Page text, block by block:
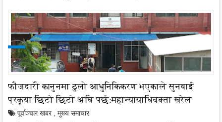
फौजदारी कानुनमा ठुलो आधुनिकिकरण भएकाले सुनवाई
प्रकृया छिटो छिटो अघि पर्छ:महान्यायाधिवक्ता खरेल
पूर्वाञ्चल खबर मुख्य समाचार